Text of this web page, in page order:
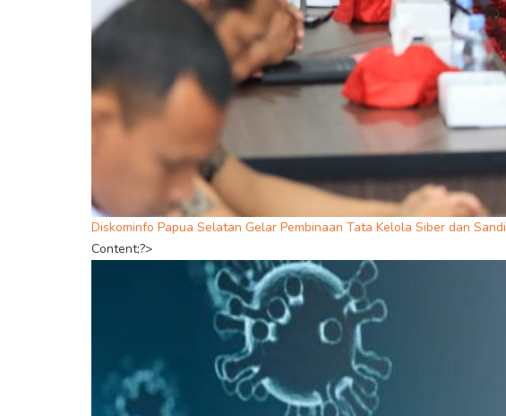
Diskominfo Papua Selatan Gelar Pembinaan Tata Kelola Siber dan Sandi
Content;?>